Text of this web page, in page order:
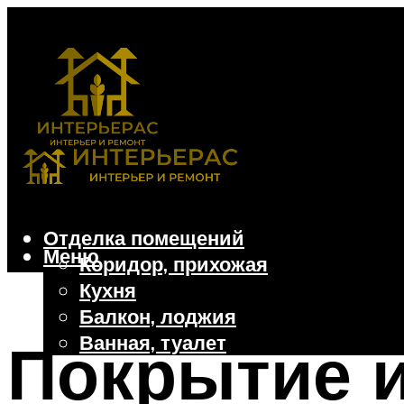
Отделка помещений
Коридор, прихожая
Кухня
Балкон, лоджия
Ванная, туалет
Дачные и частные дома
Отделочные материалы
Меню
Покрытие